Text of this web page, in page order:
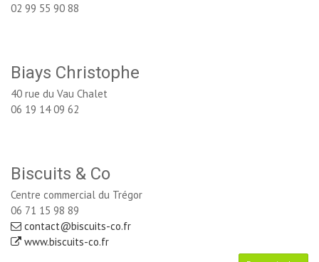
02 99 55 90 88
Biays Christophe
40 rue du Vau Chalet
06 19 14 09 62
Biscuits & Co
Centre commercial du Trégor
06 71 15 98 89
contact@biscuits-co.fr
www.biscuits-co.fr